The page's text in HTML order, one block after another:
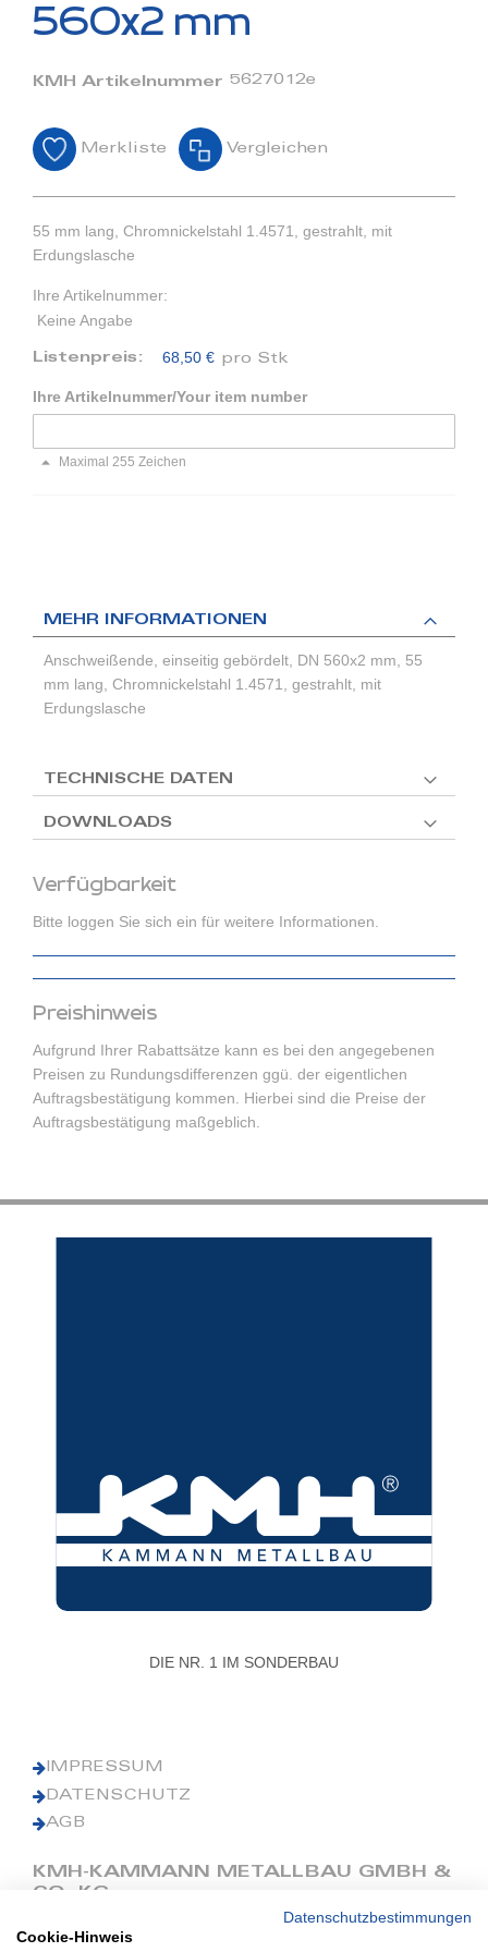
springen
560x2 mm
KMH Artikelnummer 5627012e
Merkliste Vergleichen
55 mm lang, Chromnickelstahl 1.4571, gestrahlt, mit
Erdungslasche
Ihre Artikelnummer:
Keine Angabe
Listenpreis: 68,50 € pro Stk
Ihre Artikelnummer/Your item number
Maximal 255 Zeichen
Verfügbarkeit
Bitte loggen Sie sich ein für weitere Informationen.
Preishinweis
Aufgrund Ihrer Rabattsätze kann es bei den angegebenen
Preisen zu Rundungsdifferenzen ggü. der eigentlichen
Auftragsbestätigung kommen. Hierbei sind die Preise der
Auftragsbestätigung maßgeblich.
MEHR INFORMATIONEN
Anschweißende, einseitig gebördelt, DN 560x2 mm, 55
mm lang, Chromnickelstahl 1.4571, gestrahlt, mit
Erdungslasche
TECHNISCHE DATEN
DOWNLOADS
DIE NR. 1 IM SONDERBAU
IMPRESSUM
DATENSCHUTZ
AGB
KMH-KAMMANN METALLBAU GMBH &
CO. KG
Phone: +49 (0) 42 41 9390 0
Datenschutzbestimmungen
Cookie-Hinweis